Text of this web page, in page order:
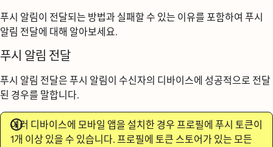
푸시 알림이 전달되는 방법과 실패할 수 있는 이유를 포함하여 푸시
알림 전달에 대해 알아보세요.
푸시 알림 전달
푸시 알림 전달은 푸시 알림이 수신자의 디바이스에 성공적으로 전달
된 경우를 말합니다.
여러 디바이스에 모바일 앱을 설치한 경우 프로필에 푸시 토큰이
1개 이상 있을 수 있습니다. 프로필에 토큰 스토어가 있는 모든